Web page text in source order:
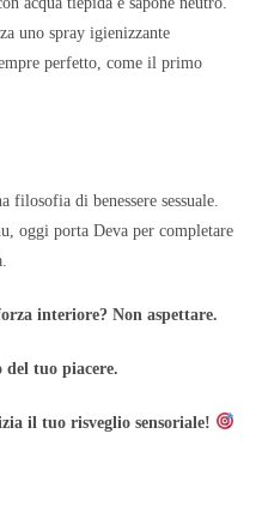
uno spray igienizzante
perfetto, come il primo
di benessere sessuale.
oggi porta Deva per completare
interiore? Non aspettare.
tuo piacere.
il tuo risveglio sensoriale!